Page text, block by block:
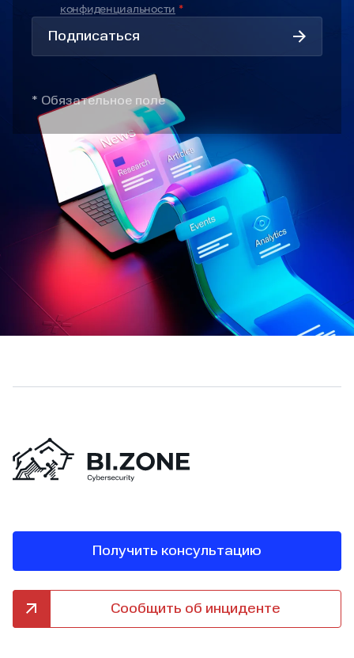
конфиденциальности *
Подписаться
* Обязательное поле
Получить консультацию
Сообщить об инциденте